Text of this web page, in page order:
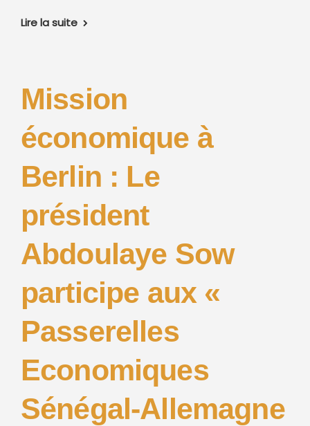
Lire la suite
Mission
économique à
Berlin : Le
président
Abdoulaye Sow
participe aux «
Passerelles
Economiques
Sénégal-Allemagne